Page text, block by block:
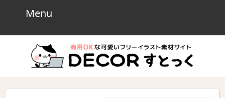
Menu